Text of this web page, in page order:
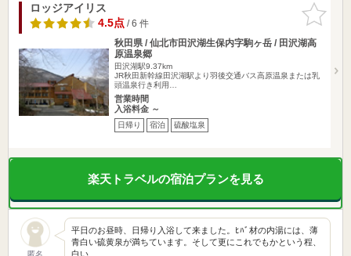
お気に入
りに追加
ロッジアイリス
4.5点/ 6 件
秋田県 / 仙北市田沢湖生保内字駒ヶ岳 / 田沢湖高
原温泉郷
田沢湖駅9.37km
JR秋田新幹線田沢湖駅より羽後交通バス高原温泉または乳
頭温泉行き利用…
営業時間
入浴料金 ～
日帰り 宿泊 硫酸塩泉
楽天トラベルの宿泊プランを見る
匿名
平日のお昼時、日帰り入浴して来ました。ﾋﾊﾞ材の内湯には、薄
青白い硫黄泉が満ちています。そして更にこれでもかという程、
白い…